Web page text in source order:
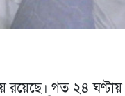
রয়েছে। গত ২৪